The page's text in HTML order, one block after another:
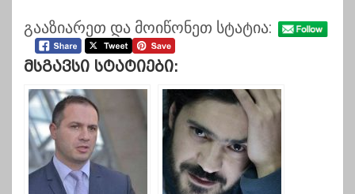
გააზიარეთ და მოიწონეთ სტატია:
Მსგავსი Სტატიები: